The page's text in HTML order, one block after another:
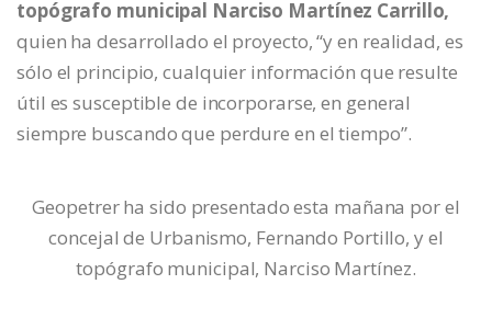
topógrafo municipal Narciso Martínez Carrillo,
quien ha desarrollado el proyecto, “y en realidad, es
sólo el principio, cualquier información que resulte
útil es susceptible de incorporarse, en general
siempre buscando que perdure en el tiempo”.
Geopetrer ha sido presentado esta mañana por el
concejal de Urbanismo, Fernando Portillo, y el
topógrafo municipal, Narciso Martínez.